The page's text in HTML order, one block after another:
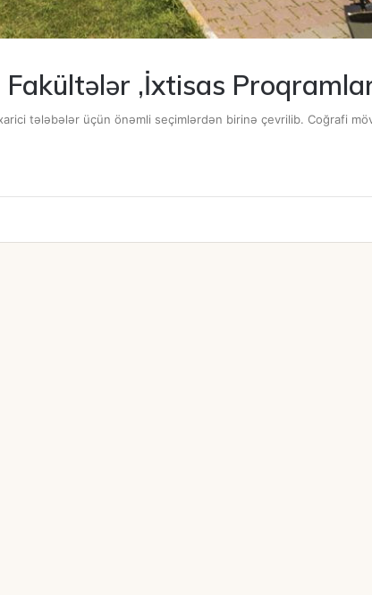
,İxtisas
tələbələr üçün önəmli seçimlərdən birinə çevrilib. Coğrafi